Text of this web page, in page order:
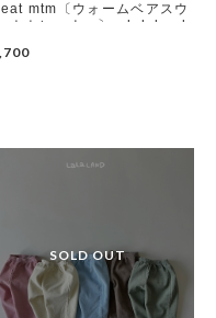
mtm〔ウォームベアスウ
ットトレーナー〕 lalaland